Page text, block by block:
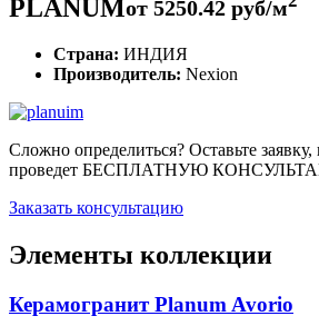
PLANUMот 5250.42 руб/м
Страна: ИНДИЯ
Производитель: Nexion
Сложно определиться? Оставьте
проведет БЕСПЛАТНУЮ
Заказать консультацию
Элементы коллекции
Керамогранит Planum Avorio